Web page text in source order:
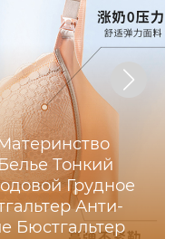
Тонкий
Грудное
Анти-
Бюстгальтер